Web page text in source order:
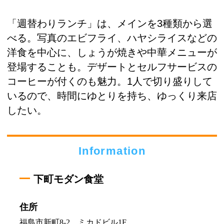
「週替わりランチ」は、メインを3種類から選
べる。写真のエビフライ、ハヤシライスなどの
洋食を中心に、しょうが焼きや中華メニューが
登場することも。デザートとセルフサービスの
コーヒーが付くのも魅力。1人で切り盛りして
いるので、時間にゆとりを持ち、ゆっくり来店
したい。
Information
下町モダン食堂
住所